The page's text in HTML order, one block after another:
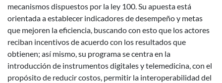
mecanismos dispuestos por la ley 100. Su apuesta está
orientada a establecer indicadores de desempeño y metas
que mejoren la eficiencia, buscando con esto que los actores
reciban incentivos de acuerdo con los resultados que
obtienen; así mismo, su programa se centra en la
introducción de instrumentos digitales y telemedicina, con el
propósito de reducir costos, permitir la interoperabilidad del